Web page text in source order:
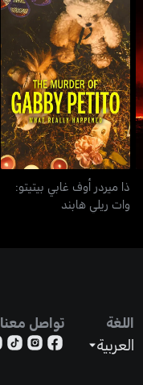
ذا ميردر أوف غابي بيتيتو:
وات ريلي هابند
ذا ميردر أوف غابي بيتيتو:
وات ريلي هابند
اللغة
العربية
تواصل معنا